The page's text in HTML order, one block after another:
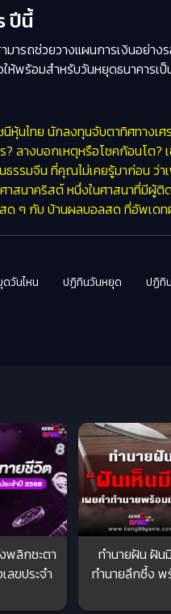
ปีนี้
มารถช่วยวางแผนการเงินอย่า
ห้พร้อมสำหรับวันหยุดธนาคาร
หุ้นไทย นักลงทุนจับตาทิศทางเศ
ลางบอกเหตุหรือโชคก้อนโต?
รมจีน ที่คุณไม่เคยรู้มาก่อน ว่าเ
ศาสนาคริสต์ หนึ่งในศาสนาที่มี
สด ๆ กับ บ้านผลบอลสด ที่อัพเ
วันไหน ปฏิทินวันหยุด ปฏิทิ
พลิกชะตา
ขประจำ
ทำนายฝัน ฝัน
ทำนายลึกซึ้ง พ